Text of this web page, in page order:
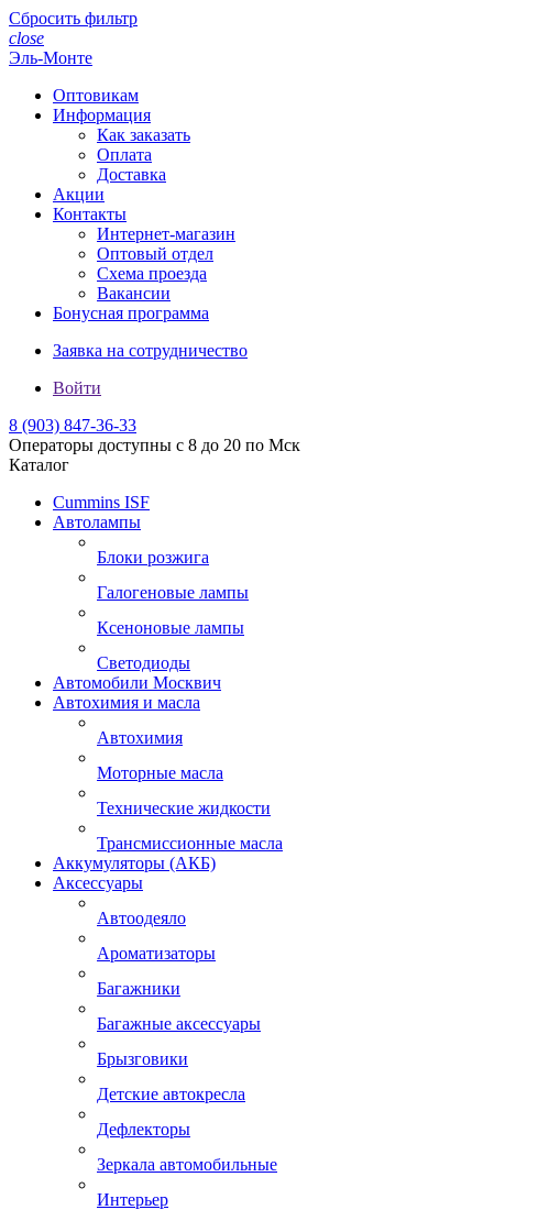
Сбросить фильтр
close
Эль-Монте
Оптовикам
Информация
Как заказать
Оплата
Доставка
Акции
Контакты
Интернет-магазин
Оптовый отдел
Схема проезда
Вакансии
Бонусная программа
Заявка на сотрудничество
Войти
8 (903) 847-36-33
Операторы доступны с 8 до 20 по Мск
Каталог
Cummins ISF
Автолампы
Блоки розжига
Галогеновые лампы
Ксеноновые лампы
Светодиоды
Автомобили Москвич
Автохимия и масла
Автохимия
Моторные масла
Технические жидкости
Трансмиссионные масла
Аккумуляторы (АКБ)
Аксессуары
Автоодеяло
Ароматизаторы
Багажники
Багажные аксессуары
Брызговики
Детские автокресла
Дефлекторы
Зеркала автомобильные
Интерьер